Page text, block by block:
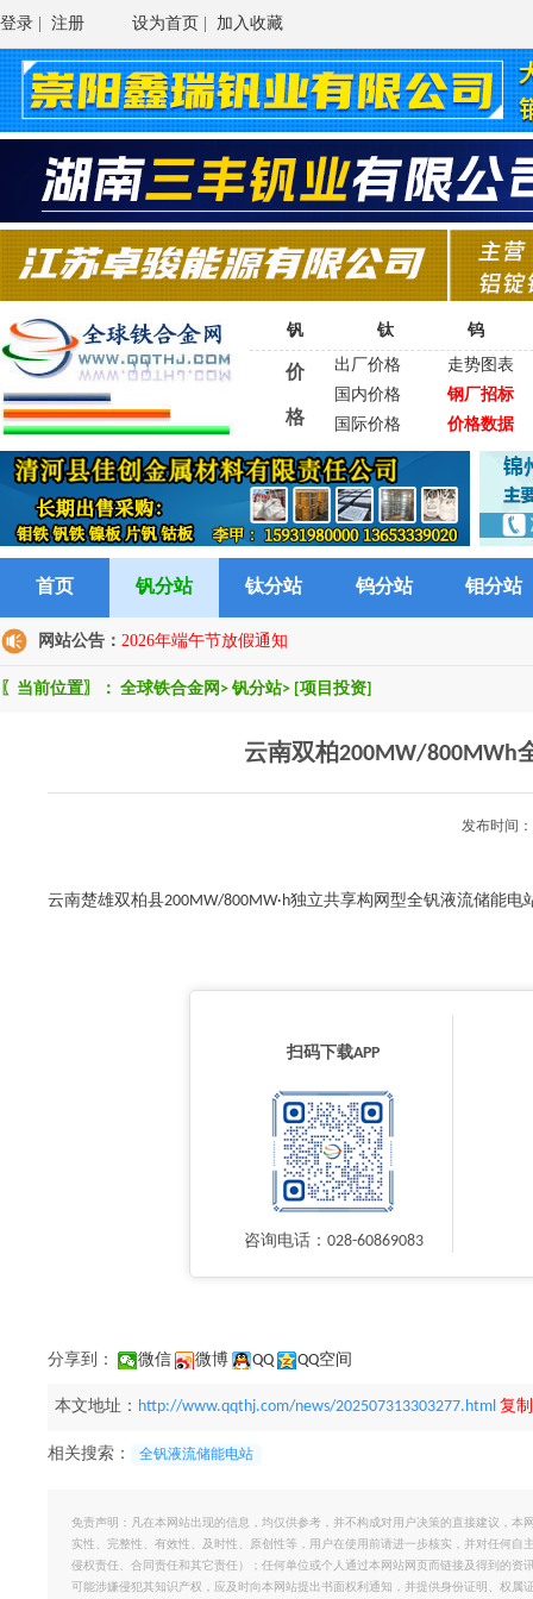
登录 注册 设为首页 加入收藏
钒 钛 钨
价
格
出厂价格
走势图表
国内价格
钢厂招标
国际价格
价格数据
首页 钒分站 钛分站 钨分站 钼分站
网站公告： 2026年端午节放假通知
〖当前位置〗： 全球铁合金网 > 钒分站> [项目投资]
云南双柏200MW/800MWh
发布时间
云南楚雄双柏县200MW/800MW·h独立共享构网型全钒液流储能
扫码下载APP
咨询电话：028-60869083
分享到： 微信 微博 QQ QQ空间
本文地址： http://www.qqthj.com/news/202507313303277.html 复
相关搜索： 全钒液流储能电站
免责声明：凡在本网站出现的信息，均仅供参考，并不构成对用户决策的直接建议，
实性、完整性、有效性、及时性、原创性等，用户在使用前请进一步核实，并对任何
侵权责任、合同责任和其它责任）；任何单位或个人通过本网站网页而链接及得到的
可能涉嫌侵犯其知识产权，应及时向本网站提出书面权利通知，并提供身份证明、权